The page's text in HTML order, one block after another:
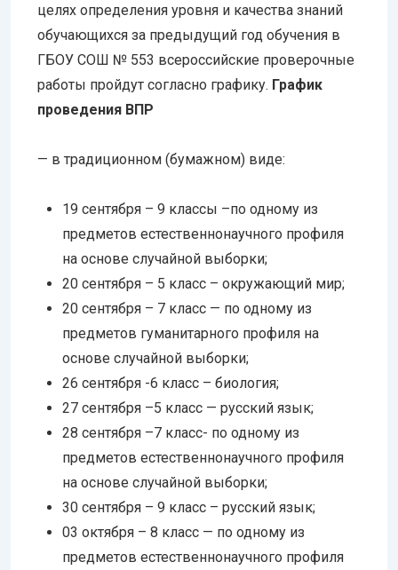
целях определения уровня и качества знаний
обучающихся за предыдущий год обучения в
ГБОУ СОШ № 553 всероссийские проверочные
работы пройдут согласно графику. График
проведения ВПР
— в традиционном (бумажном) виде:
19 сентября – 9 классы –по одному из
предметов естественнонаучного профиля
на основе случайной выборки;
20 сентября – 5 класс – окружающий мир;
20 сентября – 7 класс — по одному из
предметов гуманитарного профиля на
основе случайной выборки;
26 сентября -6 класс – биология;
27 сентября –5 класс — русский язык;
28 сентября –7 класс- по одному из
предметов естественнонаучного профиля
на основе случайной выборки;
30 сентября – 9 класс – русский язык;
03 октября – 8 класс — по одному из
предметов естественнонаучного профиля